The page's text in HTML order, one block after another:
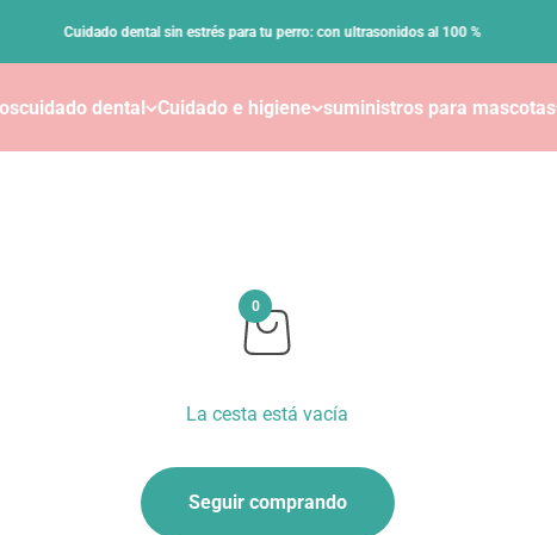
Cuidado dental sin estrés para tu perro: con ultrasonidos al 100 %
cuidado dental Cuidado e higiene suministros para mascotas
0
La cesta está vacía
Seguir comprando